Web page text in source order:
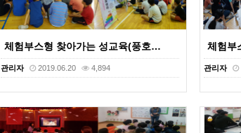
체험부스형 찾아가는 성교육(풍호…
관리자 2019.06.20 4,894
체험부
관리자